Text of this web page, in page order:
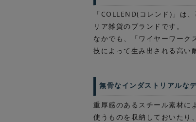
「COLLEND(コレンド)」は
リア雑貨のブランドです。
なかでも、「ワイヤーワーク
技によって生み出される高い
無骨なインダストリアルな
重厚感のあるスチール素材に
使うものを収納しておいたり